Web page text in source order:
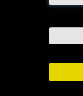
SIMSON
AKKUMULÁTOR